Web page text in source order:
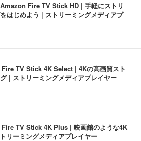
Amazon Fire TV Stick HD | 手軽にストリ
はじめよう | ストリーミングメディアプ
TV Stick 4K Select | 4Kの高画質スト
| ストリーミングメディアプレイヤー
TV Stick 4K Plus | 映画館のような4K
リーミングメディアプレイヤー